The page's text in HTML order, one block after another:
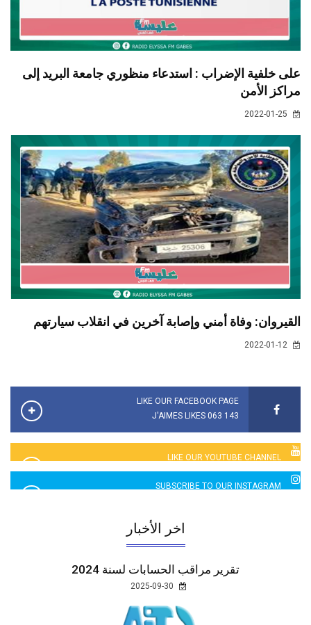
على خلفية الإضراب : استدعاء منظوري جامعة البريد إلى
مراكز الأمن
القيروان: وفاة أمني وإصابة آخرين في انقلاب سيارتهم
LIKE OUR FACEBOOK PAGE
143 063 J'AIMES LIKES
LIKE OUR YOUTUBE CHANNEL
2760 LIKES
SUBSCRIBE TO OUR INSTAGRAM
اخر الأخبار
تقرير مراقب الحسابات لسنة 2024